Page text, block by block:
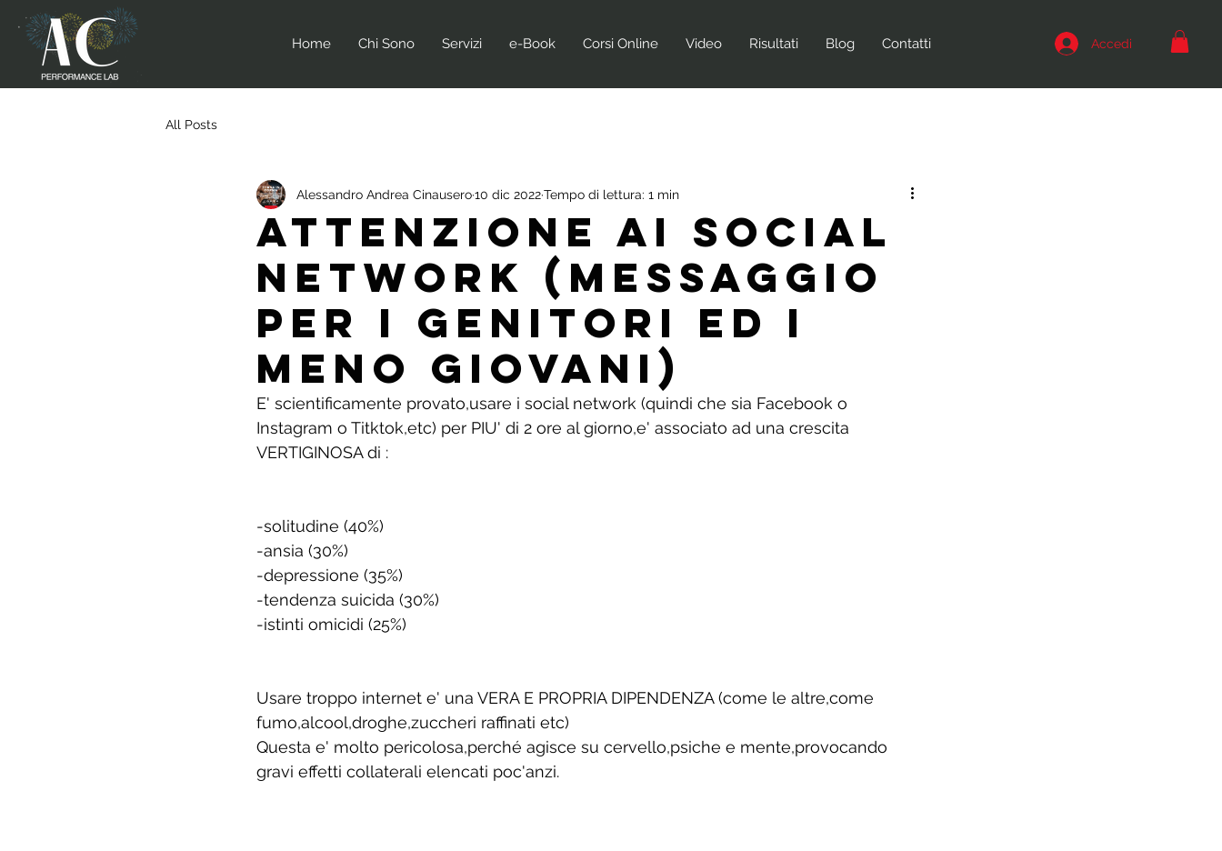
Home Chi Sono Servizi e-Book Corsi Online Video Risultati Blog Contatti Accedi
All Posts
ATTENZIONE AI SOCIAL
NETWORK (MESSAGGIO
PER I GENITORI ED I
MENO GIOVANI)
Alessandro Andrea Cinausero10 dic 2022Tempo di lettura: 1 min
E' scientificamente provato,usare i social network (quindi che sia Facebook o
Instagram o Titktok,etc) per PIU' di 2 ore al giorno,e' associato ad una crescita
VERTIGINOSA di :
-solitudine (40%)
-ansia (30%)
-depressione (35%)
-tendenza suicida (30%)
-istinti omicidi (25%)
Usare troppo internet e' una VERA E PROPRIA DIPENDENZA (come le altre,come
fumo,alcool,droghe,zuccheri raffinati etc)
Questa e' molto pericolosa,perché agisce su cervello,psiche e mente,provocando
gravi effetti collaterali elencati poc'anzi.